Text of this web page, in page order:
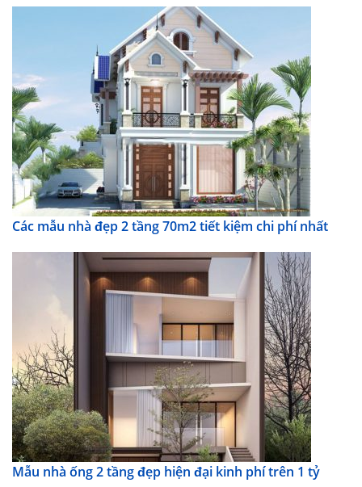
Các mẫu nhà đẹp 2 tầng 70m2 tiết kiệm chi phí nhất
Mẫu nhà ống 2 tầng đẹp hiện đại kinh phí trên 1 tỷ